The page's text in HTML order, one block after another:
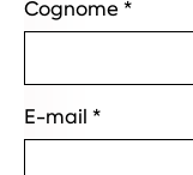
Cognome*
E-mail *